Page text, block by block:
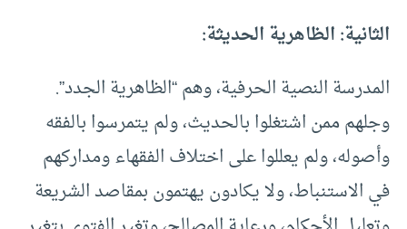
الثانية: الظاهرية الحديثة:
المدرسة النصية الحرفية، وهم “الظاهرية الجدد”.
وجلهم ممن اشتغلوا بالحديث، ولم يتمرسوا بالفقه
وأصوله، ولم يعللوا على اختلاف الفقهاء ومداركهم
في الاستنباط، ولا يكادون يهتمون بمقاصد الشريعة